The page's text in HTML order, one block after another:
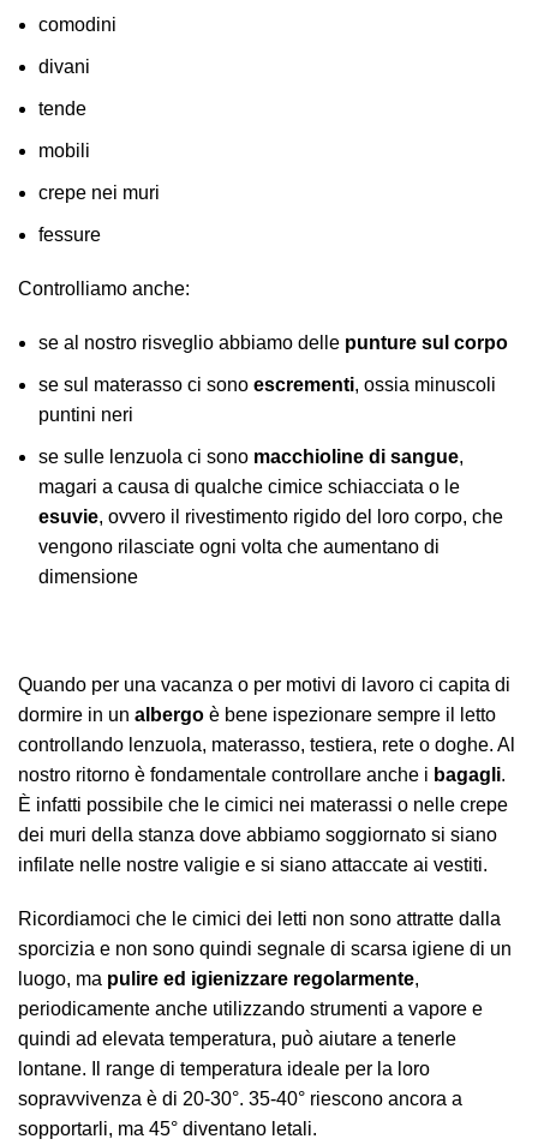
comodini
divani
tende
mobili
crepe nei muri
fessure
Controlliamo anche:
se al nostro risveglio abbiamo delle punture sul corpo
se sul materasso ci sono escrementi, ossia minuscoli
puntini neri
se sulle lenzuola ci sono macchioline di sangue,
magari a causa di qualche cimice schiacciata o le
esuvie, ovvero il rivestimento rigido del loro corpo, che
vengono rilasciate ogni volta che aumentano di
dimensione
Quando per una vacanza o per motivi di lavoro ci capita di
dormire in un albergo è bene ispezionare sempre il letto
controllando lenzuola, materasso, testiera, rete o doghe. Al
nostro ritorno è fondamentale controllare anche i bagagli.
È infatti possibile che le cimici nei materassi o nelle crepe
dei muri della stanza dove abbiamo soggiornato si siano
infilate nelle nostre valigie e si siano attaccate ai vestiti.
Ricordiamoci che le cimici dei letti non sono attratte dalla
sporcizia e non sono quindi segnale di scarsa igiene di un
luogo, ma pulire ed igienizzare regolarmente,
periodicamente anche utilizzando strumenti a vapore e
quindi ad elevata temperatura, può aiutare a tenerle
lontane. Il range di temperatura ideale per la loro
sopravvivenza è di 20-30°. 35-40° riescono ancora a
sopportarli, ma 45° diventano letali.